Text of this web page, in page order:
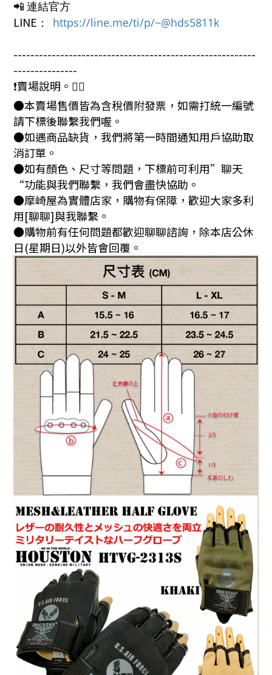
📲 連結官方
LINE ： https://line.me/ti/p/~@hds5811k
---------------------------------------------------------
---------------
❗賣場說明。🙇‍♂️
●本賣場售價皆為含稅價附發票，如需打統一編號
請下標後聯繫我們喔。
●如遇商品缺貨，我們將第一時間通知用戶協助取
消訂單。
●如有顏色、尺寸等問題，下標前可利用”聊天
“功能與我們聯繫，我們會盡快協助。
●摩崎屋為實體店家，購物有保障，歡迎大家多利
用[聊聊]與我聯繫。
●購物前有任何問題都歡迎聊聊諮詢，除本店公休
日(星期日)以外皆會回覆。